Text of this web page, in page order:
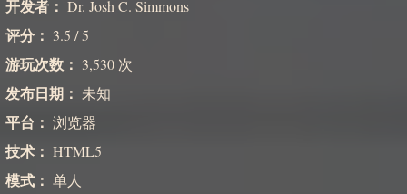
开发者： Dr. Josh C. Simmons
评分： 3.5 / 5
游玩次数： 3,530 次
发布日期： 未知
平台： 浏览器
技术： HTML5
模式： 单人